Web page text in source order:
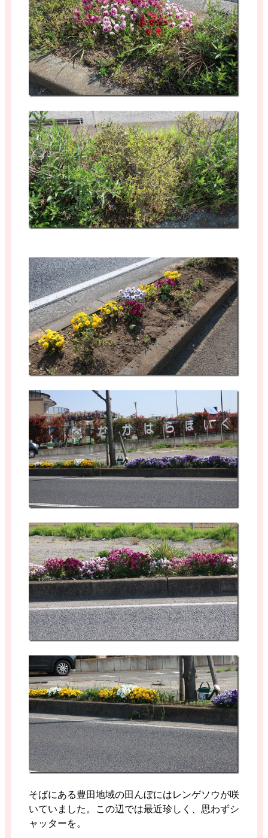
そばにある豊田地域の田んぼにはレンゲソウが咲
いていました。この辺では最近珍しく、思わずシ
ャッターを。